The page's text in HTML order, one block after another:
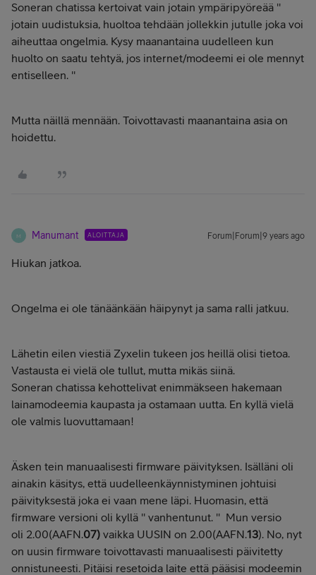
Soneran chatissa kertoivat vain jotain ympäripyöreää ''
jotain uudistuksia, huoltoa tehdään jollekkin jutulle joka voi
aiheuttaa ongelmia. Kysy maanantaina uudelleen kun
huolto on saatu tehtyä, jos internet/modeemi ei ole mennyt
entiselleen. ''
Mutta näillä mennään. Toivottavasti maanantaina asia on
hoidettu.
M Manumant ALOITTAJA Forum|Forum|9 years ago
Hiukan jatkoa.
Ongelma ei ole tänäänkään häipynyt ja sama ralli jatkuu.
Lähetin eilen viestiä Zyxelin tukeen jos heillä olisi tietoa.
Vastausta ei vielä ole tullut, mutta mikäs siinä.
Soneran chatissa kehottelivat enimmäkseen hakemaan
lainamodeemia kaupasta ja ostamaan uutta. En kyllä vielä
ole valmis luovuttamaan!
Äsken tein manuaalisesti firmware päivityksen. Isälläni oli
ainakin käsitys, että uudelleenkäynnistyminen johtuisi
päivityksestä joka ei vaan mene läpi. Huomasin, että
firmware versioni oli kyllä '' vanhentunut. '' Mun versio
oli 2.00(AAFN.07) vaikka UUSIN on 2.00(AAFN.13). No, nyt
on uusin firmware toivottavasti manuaalisesti päivitetty
onnistuneesti. Pitäisi resetoida laite että pääsisi modeemin